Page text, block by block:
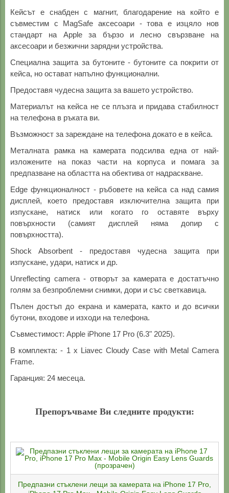
Кейсът е снабден с магнит, благодарение на който е
съвместим с MagSafe аксесоари - това е изцяло нов
стандарт на Apple за бързо и лесно свързване на
аксесоари и безжични зарядни устройства.
Специална защита за бутоните - бутоните са покрити от
кейса, но остават напълно функционални.
Предоставя чудесна защита за вашето устройство.
Материалът на кейса не се плъзга и придава стабилност
на телефона в ръката ви.
Възможност за зареждане на телефона докато е в кейса.
Металната рамка на камерата подсилва една от най-
изложените на показ части на корпуса и помага за
предпазване на областта на обектива от надраскване.
Edge функционалност - ръбовете на кейса са над самия
дисплей, което предоставя изключителна защита при
изпускане, натиск или когато го оставяте върху
повърхности (самият дисплей няма допир с
повърхността).
Shock Absorbent - предоставя чудесна защита при
изпускане, удари, натиск и др.
Unreflecting camera - отворът за камерата е достатъчно
голям за безпроблемни снимки, дори и със светкавица.
Пълен достъп до екрана и камерата, както и до всички
бутони, входове и изходи на телефона.
Съвместимост: Apple iPhone 17 Pro (6.3" 2025).
В комплекта: - 1 х Liavec Cloudy Case with Metal Camera
Frame.
Гаранция: 24 месеца.
Препоръчваме Ви следните продукти:
Предпазни стъклени лещи за камерата на iPhone 17 Pro,